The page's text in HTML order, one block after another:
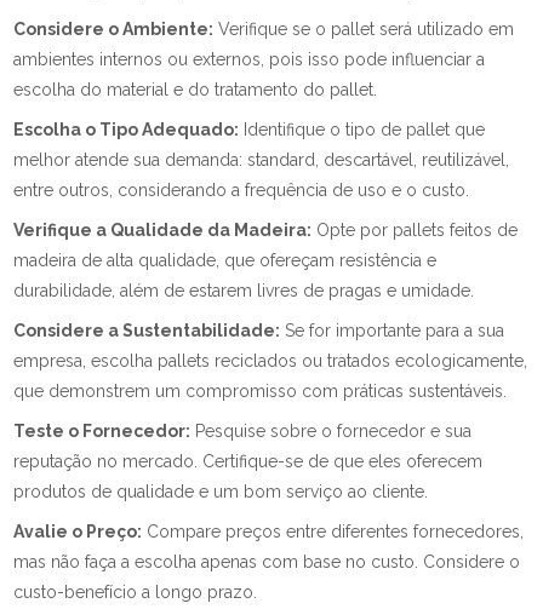
Considere o Ambiente: Verifique se o pallet será utilizado em
ambientes internos ou externos, pois isso pode influenciar a
escolha do material e do tratamento do pallet.
Escolha o Tipo Adequado: Identifique o tipo de pallet que
melhor atende sua demanda: standard, descartável, reutilizável,
entre outros, considerando a frequência de uso e o custo.
Verifique a Qualidade da Madeira: Opte por pallets feitos de
madeira de alta qualidade, que ofereçam resistência e
durabilidade, além de estarem livres de pragas e umidade.
Considere a Sustentabilidade: Se for importante para a sua
empresa, escolha pallets reciclados ou tratados ecologicamente,
que demonstrem um compromisso com práticas sustentáveis.
Teste o Fornecedor: Pesquise sobre o fornecedor e sua
reputação no mercado. Certifique-se de que eles oferecem
produtos de qualidade e um bom serviço ao cliente.
Avalie o Preço: Compare preços entre diferentes fornecedores,
mas não faça a escolha apenas com base no custo. Considere o
custo-benefício a longo prazo.